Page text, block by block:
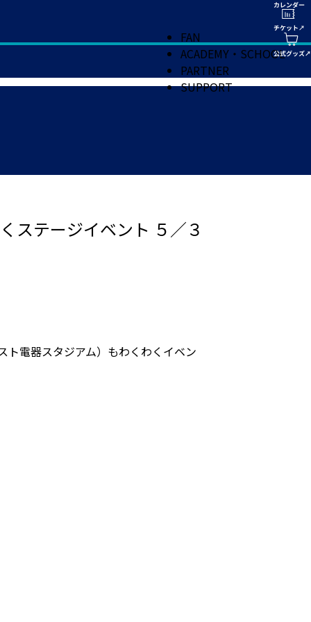
FAN
ACADEMY・SCHOOL
PARTNER
SUPPORT
テージイベント ５／３
ト電器スタジアム）もわくわくイベン